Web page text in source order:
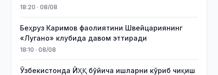
18:20 · 08/08
Беҳруз Каримов фаолиятини Швейцариянинг
«Лугано» клубида давом эттиради
18:10 · 08/08
Ўзбекистонда ЙҲҚ бўйича ишларни кўриб чиқиш